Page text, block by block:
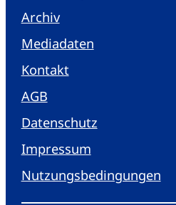
Archiv
Mediadaten
Kontakt
AGB
Datenschutz
Impressum
Nutzungsbedingungen